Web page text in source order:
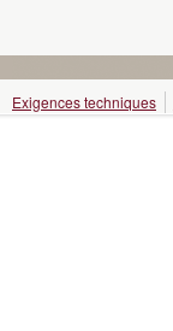
Exigences techniques